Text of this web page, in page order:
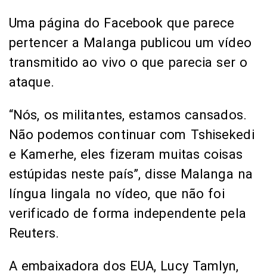
Uma página do Facebook que parece
pertencer a Malanga publicou um vídeo
transmitido ao vivo o que parecia ser o
ataque.
“Nós, os militantes, estamos cansados.
Não podemos continuar com Tshisekedi
e Kamerhe, eles fizeram muitas coisas
estúpidas neste país”, disse Malanga na
língua lingala no vídeo, que não foi
verificado de forma independente pela
Reuters.
A embaixadora dos EUA, Lucy Tamlyn,